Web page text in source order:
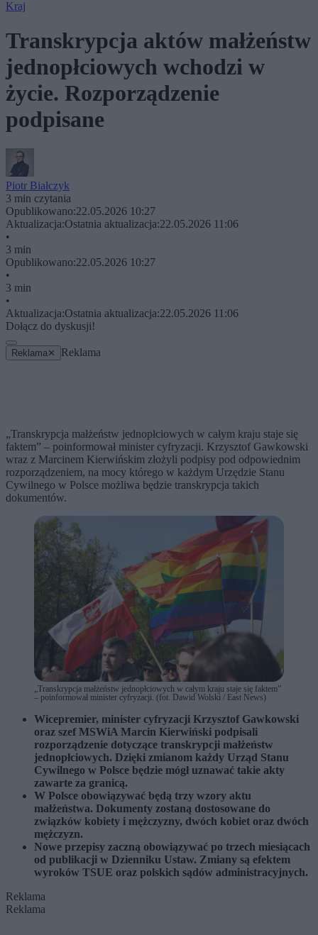
Kraj
Transkrypcja aktów małżeństw
jednopłciowych wchodzi w
życie. Rozporządzenie
podpisane
Piotr Białczyk
3 min czytania
Opublikowano:22.05.2026 10:27
Aktualizacja:Ostatnia aktualizacja:22.05.2026 11:06
•
3 min
Opublikowano:22.05.2026 10:27
•
3 min
•
Aktualizacja:Ostatnia aktualizacja:22.05.2026 11:06
Dołącz do dyskusji!
Reklama ✕ Reklama
„Transkrypcja małżeństw jednopłciowych w całym kraju staje się
faktem” – poinformował minister cyfryzacji. Krzysztof Gawkowski
wraz z Marcinem Kierwińskim złożyli podpisy pod odpowiednim
rozporządzeniem, na mocy którego w każdym Urzędzie Stanu
Cywilnego w Polsce możliwa będzie transkrypcja takich
dokumentów.
„Transkrypcja małżeństw jednopłciowych w całym kraju staje się faktem”
– poinformował minister cyfryzacji. (fot. Dawid Wolski / East News)
Wicepremier, minister cyfryzacji Krzysztof Gawkowski
oraz szef MSWiA Marcin Kierwiński podpisali
rozporządzenie dotyczące transkrypcji małżeństw
jednopłciowych. Dzięki zmianom każdy Urząd Stanu
Cywilnego w Polsce będzie mógł uznawać takie akty
zawarte za granicą.
W Polsce obowiązywać będą trzy wzory aktu
małżeństwa. Dokumenty zostaną dostosowane do
związków kobiety i mężczyzny, dwóch kobiet oraz dwóch
mężczyzn.
Nowe przepisy zaczną obowiązywać po trzech miesiącach
od publikacji w Dzienniku Ustaw. Zmiany są efektem
wyroków TSUE oraz polskich sądów administracyjnych.
Reklama
Reklama